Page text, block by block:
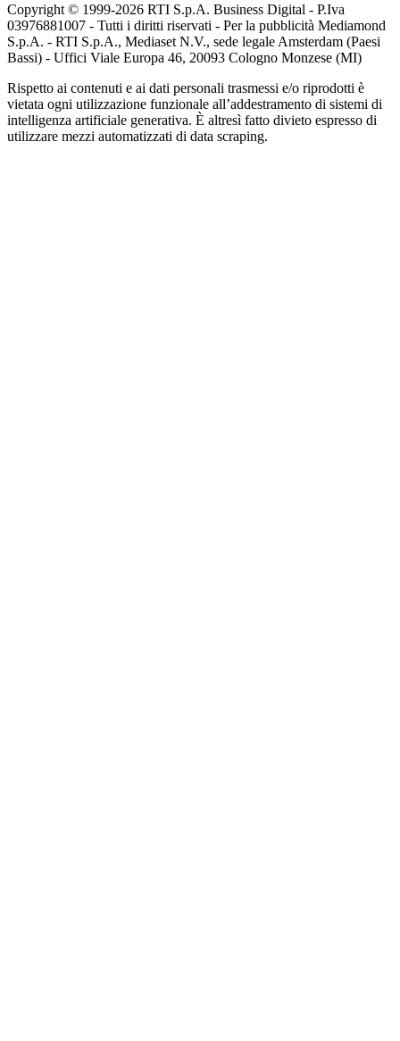
Copyright © 1999-2026 RTI S.p.A. Business Digital - P.Iva
03976881007 - Tutti i diritti riservati - Per la pubblicità Mediamond
S.p.A. - RTI S.p.A., Mediaset N.V., sede legale Amsterdam (Paesi
Bassi) - Uffici Viale Europa 46, 20093 Cologno Monzese (MI)
Rispetto ai contenuti e ai dati personali trasmessi e/o riprodotti è
vietata ogni utilizzazione funzionale all’addestramento di sistemi di
intelligenza artificiale generativa. È altresì fatto divieto espresso di
utilizzare mezzi automatizzati di data scraping.